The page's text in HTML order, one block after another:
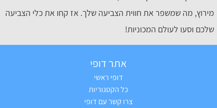
מירוץ, מה שמשפר את חווית הצביעה שלך. אז קחו את כלי הצביעה
שלכם וסעו לעולם המכוניות!
אתר דופי
דופי ראשי
כל הקטגוריות
צרו קשר עם דופי